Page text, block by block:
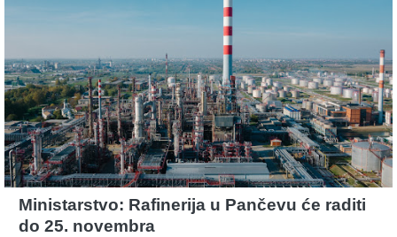
Ministarstvo: Rafinerija u Pančevu će raditi
do 25. novembra